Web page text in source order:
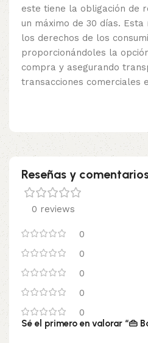
este tiene la obligación de
un máximo de 30 días.
los derechos de los
proporcionándoles la
compra y asegurando
transacciones comerciales
Reseñas y
0 reviews
0
0
0
0
0
Sé el primero en valorar “👜